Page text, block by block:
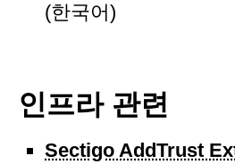
(한국어)
인프라 관련
Sectigo AddTrust